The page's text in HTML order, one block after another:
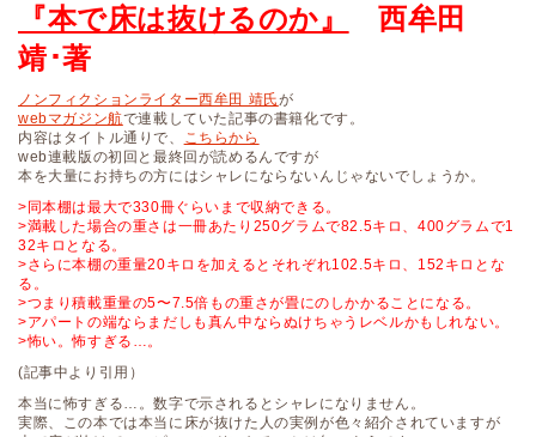
『本で床は抜けるのか』
西牟田
靖･著
ノンフィクションライター西牟田 靖氏が
webマガジン航で連載していた記事の書籍化です。
内容はタイトル通りで、 こちらから
web連載版の初回と最終回が読めるんですが
本を大量にお持ちの方にはシャレにならないんじゃないでしょうか。
>同本棚は最大で330冊ぐらいまで収納できる。
>満載した場合の重さは一冊あたり250グラムで82.5キロ、400グラムで1
32キロとなる。
>さらに本棚の重量20キロを加えるとそれぞれ102.5キロ、152キロとな
る。
>つまり積載重量の5〜7.5倍もの重さが畳にのしかかることになる。
>アパートの端ならまだしも真ん中ならぬけちゃうレベルかもしれない。
>怖い。怖すぎる…。
(記事中より引用）
本当に怖すぎる…。数字で示されるとシャレになりません。
実際、この本では本当に床が抜けた人の実例が色々紹介されていますが